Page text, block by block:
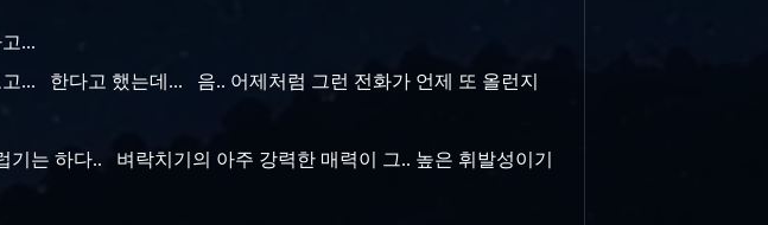
...
... 한다고 했는데... 음.. 어제처럼 그런 전화가 언제 또 올런지
는 하다.. 벼락치기의 아주 강력한 매력이 그.. 높은 휘발성이기